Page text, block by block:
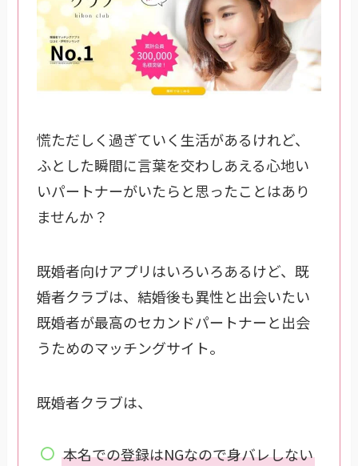
慌ただしく過ぎていく生活があるけれど、
ふとした瞬間に言葉を交わしあえる心地い
いパートナーがいたらと思ったことはあり
ませんか？
既婚者向けアプリはいろいろあるけど、既
婚者クラブは、結婚後も異性と出会いたい
既婚者が最高のセカンドパートナーと出会
うためのマッチングサイト。
既婚者クラブは、
本名での登録はNGなので身バレしない